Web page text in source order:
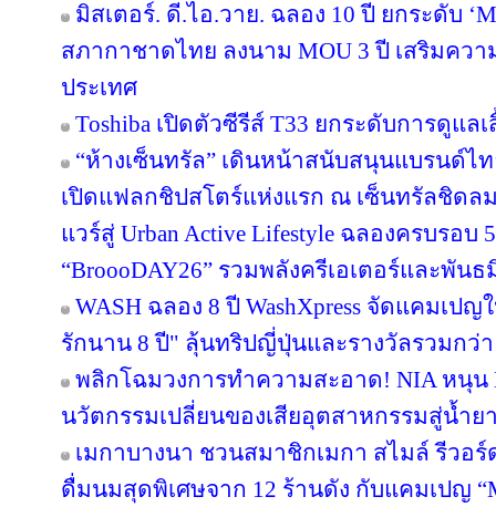
มิสเตอร์. ดี.ไอ.วาย. ฉลอง 10 ปี ยกระดับ
สภากาชาดไทย ลงนาม MOU 3 ปี เสริมคว
ประเทศ
Toshiba เปิดตัวซีรีส์ T33 ยกระดับการดูแ
“ห้างเซ็นทรัล” เดินหน้าสนับสนุนแบรนด์ไ
เปิดแฟลกชิปสโตร์แห่งแรก ณ เซ็นทรัลชิดล
แวร์สู่ Urban Active Lifestyle ฉลองครบรอ
“BroooDAY26” รวมพลังครีเอเตอร์และพั
WASH ฉลอง 8 ปี WashXpress จัดแคมเป
รักนาน 8 ปี" ลุ้นทริปญี่ปุ่นและรางวัลรวมกว่า
พลิกโฉมวงการทำความสะอาด! NIA หนุน
นวัตกรรมเปลี่ยนของเสียอุตสาหกรรมสู่น้ำ
เมกาบางนา ชวนสมาชิกเมกา สไมล์ รีวอ
ดื่มนมสุดพิเศษจาก 12 ร้านดัง กับแคมเปญ